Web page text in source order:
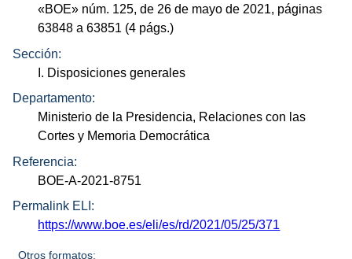
«BOE» núm. 125, de 26 de mayo de 2021, páginas
63848 a 63851 (4 págs.)
Sección:
I. Disposiciones generales
Departamento:
Ministerio de la Presidencia, Relaciones con las
Cortes y Memoria Democrática
Referencia:
BOE-A-2021-8751
Permalink ELI:
https://www.boe.es/eli/es/rd/2021/05/25/371
Otros formatos: